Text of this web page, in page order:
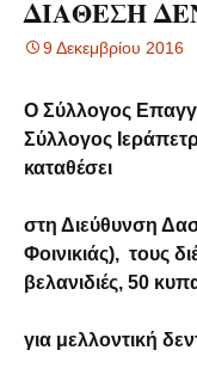
ΔΙΑΘΕΣΗ
9 Δεκεμβρίου 2016
Ο Σύλλογος
Σύλλογος
καταθέσει
στη Διεύθυνση
Φοινικιάς), τους
βελανιδιές, 50
για μελλοντική